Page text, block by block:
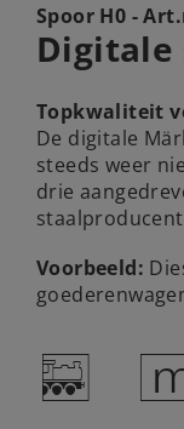
Spoor H0 -
Digitale
Topkwaliteit
De digitale
steeds weer
drie
Voorbeeld:
/